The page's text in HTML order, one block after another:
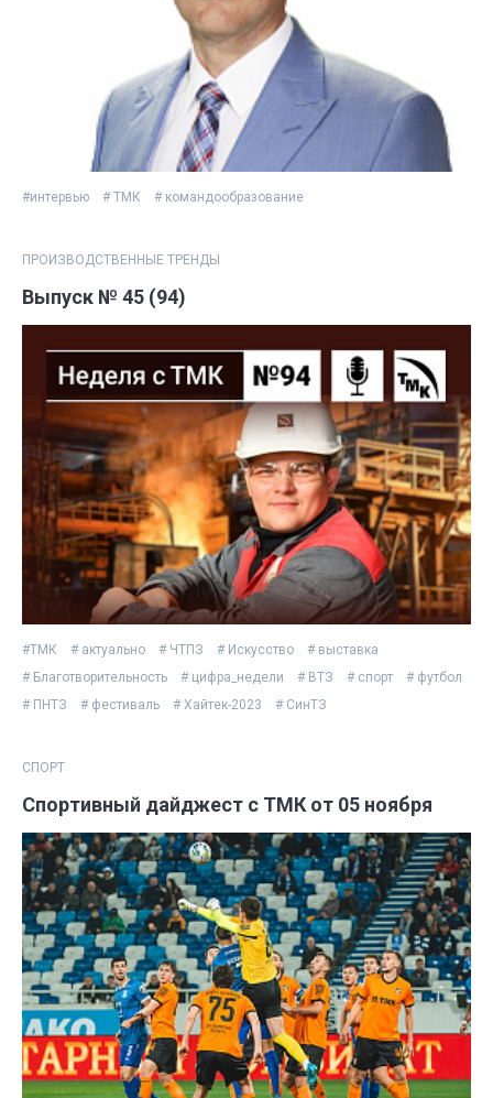
#интервью # ТМК # командообразование
ПРОИЗВОДСТВЕННЫЕ ТРЕНДЫ
Выпуск № 45 (94)
#ТМК # актуально # ЧТПЗ # Искусство
# выставка
# Благотворительность
# цифра_недели # ВТЗ # спорт
# футбол
# ПНТЗ
# фестиваль # Хайтек-2023 # СинТЗ
СПОРТ
Спортивный дайджест с ТМК от 05 ноября